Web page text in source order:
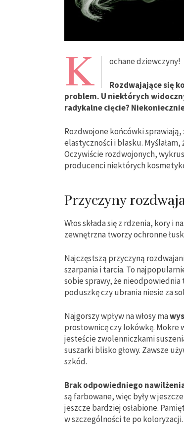
K ochane dziewczyny!
Rozdwajające się
problem. U niektórych
radykalne cięcie?
Rozdwojone końcówki
elastyczności i blasku.
Oczywiście rozdwojonych,
producenci niektórych
Przyczyny
Włos składa się z rdzenia, kory i
zewnętrzna tworzy ochronne
Najczęstszą przyczyną
szarpania i tarcia. To
sobie sprawy, że nieodpowiednia
poduszkę czy ubrania niesie za
Najgorszy wpływ na włosy ma
prostownicę czy lokówkę. Mokre
jesteście zwolenniczkami
suszarki blisko głowy. Zawsze
szkód.
Brak odpowiedniego
są farbowane, więc były w
jeszcze bardziej osłabione.
w szczególności te po koloryzacji.